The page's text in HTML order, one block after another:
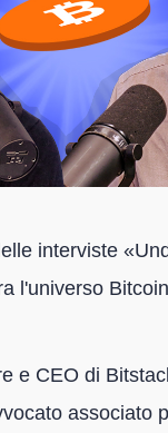
interviste
l'universo
e CEO di
associato